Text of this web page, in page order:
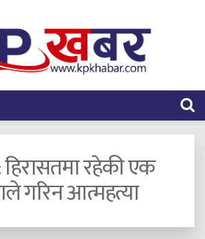
हिरासतमा रहेकी एक
गरिन आत्महत्या